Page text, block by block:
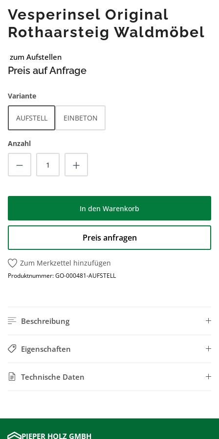
Vesperinsel Original
Rothaarsteig Waldmöbel
zum Aufstellen
Preis auf Anfrage
Varianteauswählen
AUFSTELL EINBETON
Anzahl
Produkt Anzahl: Gib den gewünschten
In den Warenkorb
Preis anfragen
Zum Merkzettel hinzufügen
Produktnummer:GO-000481-AUFSTELL
Beschreibung
Eigenschaften
Technische Daten
PIEPER HOLZ GMBH